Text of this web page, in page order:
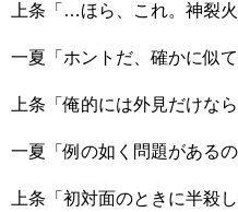
上条「…ほら、これ。神裂
一夏「ホントだ、確かに似て
上条「俺的には外見だけな
一夏「例の如く問題があるの
上条「初対面のときに半殺